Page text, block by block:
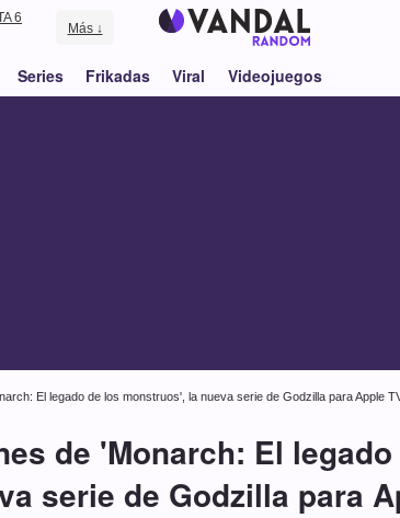
6
Más ↓
Series Frikadas Viral Videojuegos
El legado de los monstruos', la nueva serie de Godzilla para Apple
de 'Monarch: El
serie de Godzilla para